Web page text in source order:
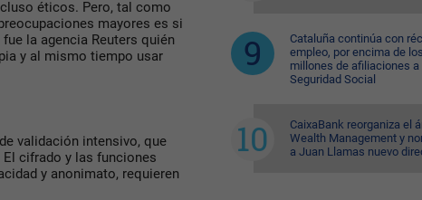
éticos. Pero, tal como
mayores es si
la agencia Reuters quién
y al mismo tiempo usar
validación intensivo, que
cifrado y las funciones
y anonimato, requieren
Cataluña continúa con
empleo, por encima de
millones de afiliaciones a
Seguridad Social
CaixaBank reorganiza el
Wealth Management y
a Juan Llamas nuevo